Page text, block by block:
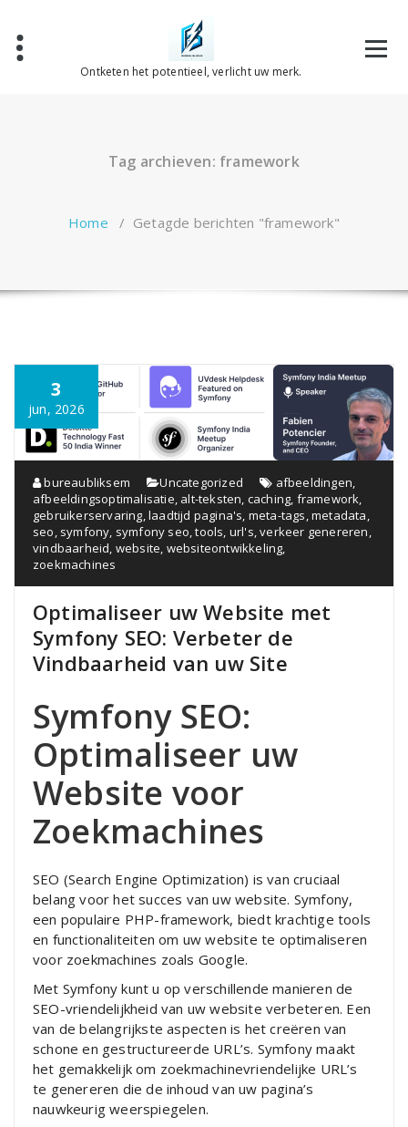
inhoud
Ontketen het potentieel, verlicht uw merk.
Tag archieven: framework
Home / Getagde berichten "framework"
3
jun, 2026
bureaubliksem Uncategorized afbeeldingen,
afbeeldingsoptimalisatie, alt-teksten, caching, framework,
gebruikerservaring,laadtijd pagina's, meta-tags,metadata,
seo, symfony, symfony seo,tools, url's,verkeer genereren,
vindbaarheid, website, websiteontwikkeling,
zoekmachines
Optimaliseer uw Website met
Symfony SEO: Verbeter de
Vindbaarheid van uw Site
Symfony SEO:
Optimaliseer uw
Website voor
Zoekmachines
SEO (Search Engine Optimization) is van cruciaal
belang voor het succes van uw website. Symfony,
een populaire PHP-framework, biedt krachtige tools
en functionaliteiten om uw website te optimaliseren
voor zoekmachines zoals Google.
Met Symfony kunt u op verschillende manieren de
SEO-vriendelijkheid van uw website verbeteren. Een
van de belangrijkste aspecten is het creëren van
schone en gestructureerde URL’s. Symfony maakt
het gemakkelijk om zoekmachinevriendelijke URL’s
te genereren die de inhoud van uw pagina’s
nauwkeurig weerspiegelen.